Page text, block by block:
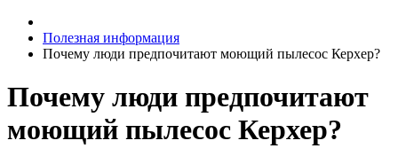
Полезная информация
Почему люди предпочитают моющий пылесос Керхер?
Почему люди предпочитают
моющий пылесос Керхер?